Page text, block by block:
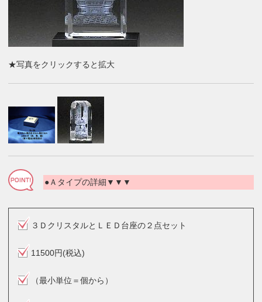
★写真をクリックすると拡大
●Ａタイプの詳細▼▼▼
３ＤクリスタルとＬＥＤ台座の２点セット
11500円(税込)
（最小単位＝個から）